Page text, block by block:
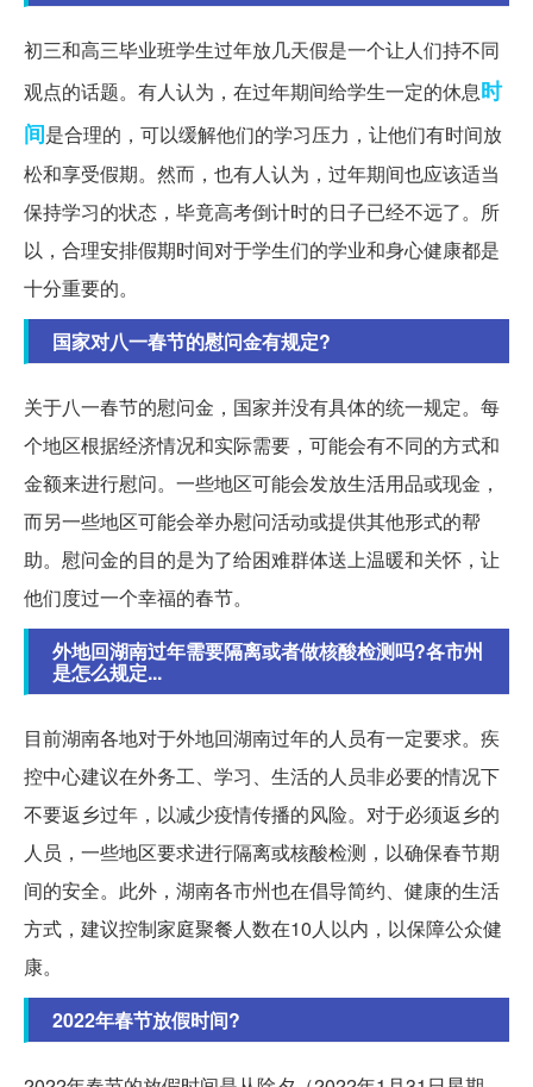
初三和高三毕业班学生过年放几天假是一个让人们持不同
观点的话题。有人认为，在过年期间给学生一定的休息时
间是合理的，可以缓解他们的学习压力，让他们有时间放
松和享受假期。然而，也有人认为，过年期间也应该适当
保持学习的状态，毕竟高考倒计时的日子已经不远了。所
以，合理安排假期时间对于学生们的学业和身心健康都是
十分重要的。
国家对八一春节的慰问金有规定?
关于八一春节的慰问金，国家并没有具体的统一规定。每
个地区根据经济情况和实际需要，可能会有不同的方式和
金额来进行慰问。一些地区可能会发放生活用品或现金，
而另一些地区可能会举办慰问活动或提供其他形式的帮
助。慰问金的目的是为了给困难群体送上温暖和关怀，让
他们度过一个幸福的春节。
外地回湖南过年需要隔离或者做核酸检测吗?各市州
是怎么规定...
目前湖南各地对于外地回湖南过年的人员有一定要求。疾
控中心建议在外务工、学习、生活的人员非必要的情况下
不要返乡过年，以减少疫情传播的风险。对于必须返乡的
人员，一些地区要求进行隔离或核酸检测，以确保春节期
间的安全。此外，湖南各市州也在倡导简约、健康的生活
方式，建议控制家庭聚餐人数在10人以内，以保障公众健
康。
2022年春节放假时间?